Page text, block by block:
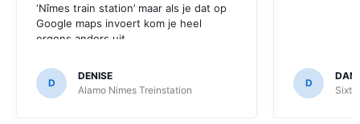
‘Nîmes train station’ maar als je dat op
Google maps invoert kom je heel
ergens anders uit.
D
DENISE
Alamo Nimes Treinstation
D
Sixt